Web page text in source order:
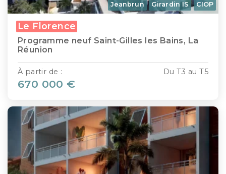
Jeanbrun Girardin IS CIOP
Le Florence
Programme neuf Saint-Gilles les Bains, La
Réunion
Du T3 au T5
À partir de :
670 000 €